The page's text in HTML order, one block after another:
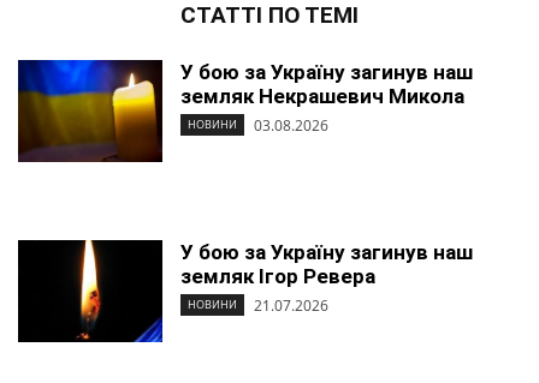
СТАТТІ ПО ТЕМІ
У бою за Україну загинув наш
земляк Некрашевич Микола
НОВИНИ 03.08.2026
У бою за Україну загинув наш
земляк Ігор Ревера
НОВИНИ 21.07.2026